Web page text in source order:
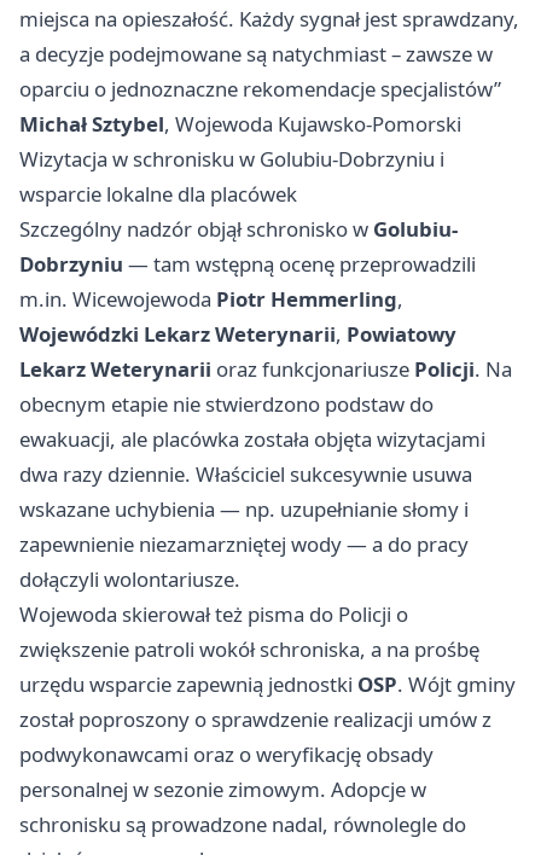
miejsca na opieszałość. Każdy sygnał jest sprawdzany,
a decyzje podejmowane są natychmiast – zawsze w
oparciu o jednoznaczne rekomendacje specjalistów”
Michał Sztybel, Wojewoda Kujawsko-Pomorski
Wizytacja w schronisku w Golubiu-Dobrzyniu i
wsparcie lokalne dla placówek
Szczególny nadzór objął schronisko w Golubiu-
Dobrzyniu — tam wstępną ocenę przeprowadzili
m.in. Wicewojewoda Piotr Hemmerling,
Wojewódzki Lekarz Weterynarii, Powiatowy
Lekarz Weterynarii oraz funkcjonariusze Policji. Na
obecnym etapie nie stwierdzono podstaw do
ewakuacji, ale placówka została objęta wizytacjami
dwa razy dziennie. Właściciel sukcesywnie usuwa
wskazane uchybienia — np. uzupełnianie słomy i
zapewnienie niezamarzniętej wody — a do pracy
dołączyli wolontariusze.
Wojewoda skierował też pisma do Policji o
zwiększenie patroli wokół schroniska, a na prośbę
urzędu wsparcie zapewnią jednostki OSP. Wójt gminy
został poproszony o sprawdzenie realizacji umów z
podwykonawcami oraz o weryfikację obsady
personalnej w sezonie zimowym. Adopcje w
schronisku są prowadzone nadal, równolegle do